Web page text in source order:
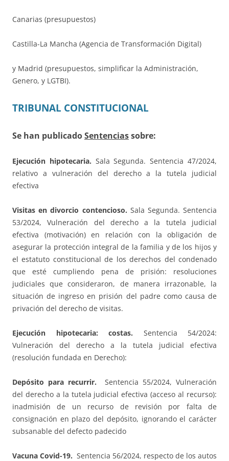
Canarias (presupuestos)
Castilla-La Mancha (Agencia de Transformación Digital)
y Madrid (presupuestos, simplificar la Administración,
Genero, y LGTBI).
TRIBUNAL CONSTITUCIONAL
Se han publicadoSentenciassobre:
Ejecución hipotecaria. Sala Segunda. Sentencia 47/2024,
relativo a vulneración del derecho a la tutela judicial
efectiva
Visitas en divorcio contencioso. Sala Segunda. Sentencia
53/2024, Vulneración del derecho a la tutela judicial
efectiva (motivación) en relación con la obligación de
asegurar la protección integral de la familia y de los hijos y
el estatuto constitucional de los derechos del condenado
que esté cumpliendo pena de prisión: resoluciones
judiciales que consideraron, de manera irrazonable, la
situación de ingreso en prisión del padre como causa de
privación del derecho de visitas.
Ejecución hipotecaria: costas. Sentencia 54/2024:
Vulneración del derecho a la tutela judicial efectiva
(resolución fundada en Derecho):
Depósito para recurrir. Sentencia 55/2024, Vulneración
del derecho a la tutela judicial efectiva (acceso al recurso):
inadmisión de un recurso de revisión por falta de
consignación en plazo del depósito, ignorando el carácter
subsanable del defecto padecido
Vacuna Covid-19. Sentencia 56/2024, respecto de los autos